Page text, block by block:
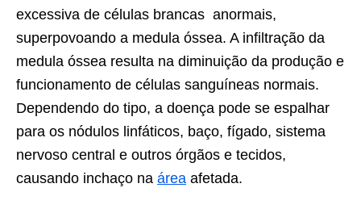
excessiva de células brancas anormais,
superpovoando a medula óssea. A infiltração da
medula óssea resulta na diminuição da produção e
funcionamento de células sanguíneas normais.
Dependendo do tipo, a doença pode se espalhar
para os nódulos linfáticos, baço, fígado, sistema
nervoso central e outros órgãos e tecidos,
causando inchaço na área afetada.